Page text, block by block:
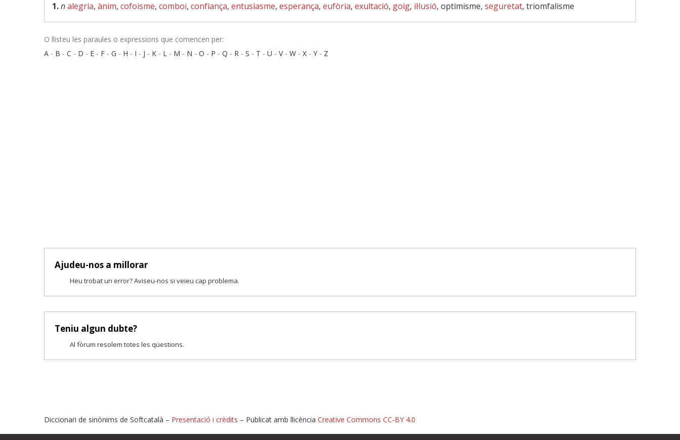
1.nalegria, ànim, cofoisme, comboi, confiança, entusiasme, esperança, eufòria, exultació, goig, il·lusió, optimisme, seguretat, triomfalisme
O llisteu les paraules o expressions que comencen per:
A - B - C - D - E - F - G - H - I - J - K - L - M - N - O - P - Q - R - S - T - U - V- W - X - Y - Z
Ajudeu-nos a millorar
Heu trobat un error? Aviseu-nos si veieu cap problema.
Teniu algun dubte?
Al fòrum resolem totes les qüestions.
Diccionari de sinònims de Softcatalà – Presentació i crèdits – Publicat amb llicència Creative Commons CC-BY 4.0